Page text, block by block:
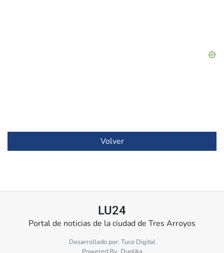
Volver
LU24
Portal de noticias de la ciudad de Tres Arroyos
Desarrollado por: Tuco Digital